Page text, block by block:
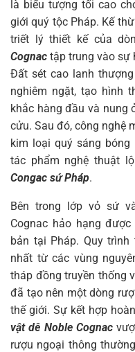
là biểu tượng tối cao
giới quý tộc Pháp. Kế
triết lý thiết kế của
Cognac tập trung vào sự
Đất sét cao lanh
nghiêm ngặt, tạo hình
khắc hàng đầu và nung
cửu. Sau đó, công nghệ
kim loại quý sáng
tác phẩm nghệ thuật
Congac sứ Pháp.
Bên trong lớp vỏ sứ
Cognac hảo hạng
bản tại Pháp. Quy
nhất từ các vùng
tháp đồng truyền thống
đã tạo nên một dòng
thế giới. Sự kết hợp
vật dê Noble Cognac
rượu ngoại thông